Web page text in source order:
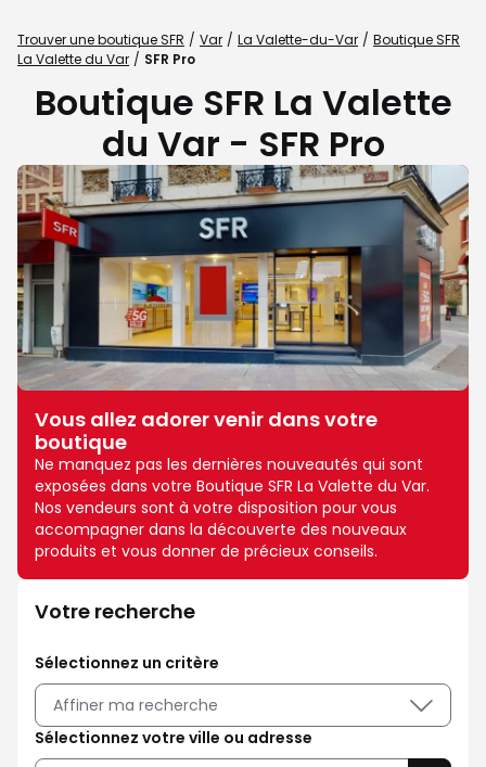
Trouver une boutique SFR Var La Valette-du-Var
Boutique SFR
La Valette du Var
SFR Pro
Boutique SFR La Valette
du Var - SFR Pro
Vous allez adorer venir dans votre
boutique
Ne manquez pas les dernières nouveautés qui sont
exposées dans votre Boutique SFR La Valette du Var.
Nos vendeurs sont à votre disposition pour vous
accompagner dans la découverte des nouveaux
produits et vous donner de précieux conseils.
Votre recherche
Sélectionnez un critère
Affiner ma recherche
Sélectionnez votre ville ou adresse